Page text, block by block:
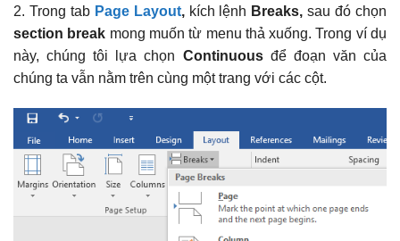
2. Trong tab Page Layout,kích lệnh Breaks, sau đó chọn
section break mong muốn từ menu thả xuống. Trong ví dụ
này, chúng tôi lựa chọn Continuousđể đoạn văn của
chúng ta vẫn nằm trên cùng một trang với các cột.